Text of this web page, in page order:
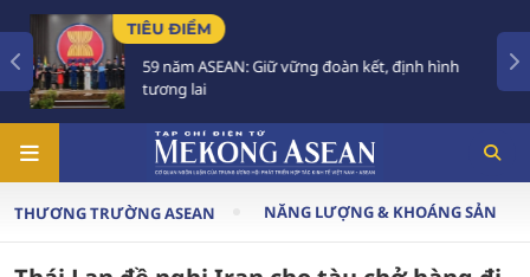
TIÊU ĐIỂM
59 năm ASEAN: Giữ vững đoàn kết, định hình
tương lai
THƯƠNG TRƯỜNG ASEAN NĂNG LƯỢNG & KHOÁNG SẢN